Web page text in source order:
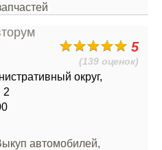
5
(139 оценок)
округ,
2
автомобилей,